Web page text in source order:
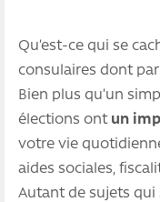
Qu’est-ce qui se
consulaires dont
Bien plus qu’un
élections ont un
votre vie
aides sociales,
Autant de sujets qui